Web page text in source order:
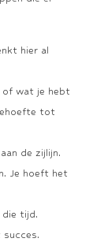
hier al
of wat je hebt
tot
de zijlijn.
Je hoeft het
die tijd.
succes.